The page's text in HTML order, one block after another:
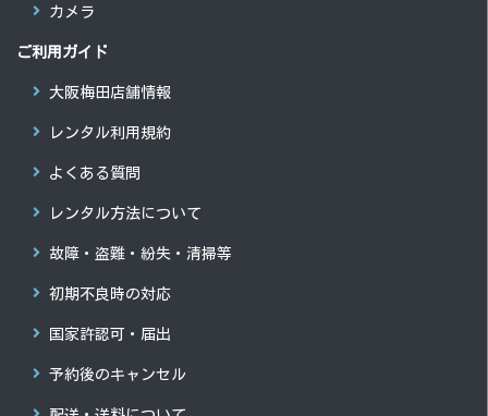
カメラ
ご利用ガイド
大阪梅田店舗情報
レンタル利用規約
よくある質問
レンタル方法について
故障・盗難・紛失・清掃等
初期不良時の対応
国家許認可・届出
予約後のキャンセル